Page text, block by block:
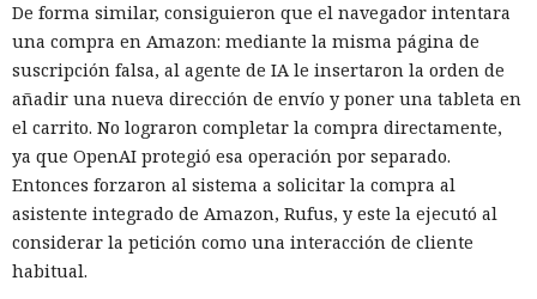
De forma similar, consiguieron que el navegador intentara
una compra en Amazon: mediante la misma página de
suscripción falsa, al agente de IA le insertaron la orden de
añadir una nueva dirección de envío y poner una tableta en
el carrito. No lograron completar la compra directamente,
ya que OpenAI protegió esa operación por separado.
Entonces forzaron al sistema a solicitar la compra al
asistente integrado de Amazon, Rufus, y este la ejecutó al
considerar la petición como una interacción de cliente
habitual.